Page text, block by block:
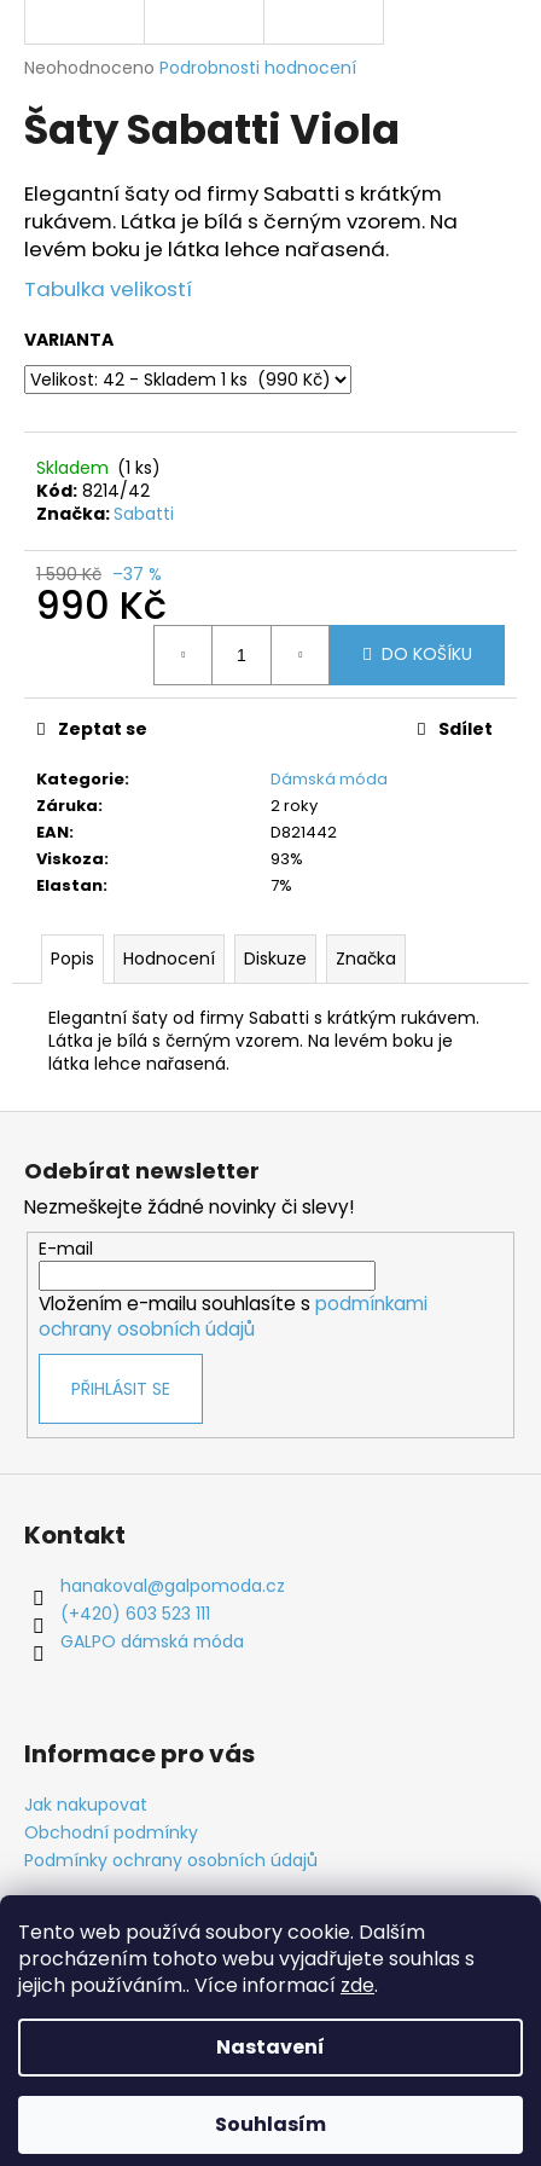
Tento web používá soubory cookie. Dalším
procházením tohoto webu vyjadřujete souhlas s
jejich používáním.. Více informací zde.
Nastavení
Souhlasím
Průměrné
produktu
je
z
5
hvězdiček.
Neohodnoceno Podrobnosti hodnocení
Šaty Sabatti Viola
Elegantní šaty od firmy Sabatti s krátkým
rukávem. Látka je bílá s černým vzorem. Na
levém boku je látka lehce nařasená.
Tabulka velikostí
VARIANTA
Skladem (1 ks)
Kód: 8214/42
Značka:Sabatti
1 590 Kč –37 %
990 Kč
DO KOŠÍKU
Kategorie:
Dámská móda
Záruka:
2 roky
EAN:
D821442
Viskoza:
93%
Elastan: 7%
Zeptat se Sdílet
Popis Hodnocení Diskuze Značka
Elegantní šaty od firmy Sabatti s krátkým rukávem.
Látka je bílá s černým vzorem. Na levém boku je
látka lehce nařasená.
j
t
?
D
p
o
u
č
u
Z
Odebírat newsletter
Nezmeškejte žádné novinky či slevy!
E-mail
Vložením e-mailu souhlasíte s podmínkami
ochrany osobních údajů
PŘIHLÁSIT SE
Kontakt
hanakoval@galpomoda.cz
(+420) 603 523 111
GALPO dámská móda
Informace pro vás
Jak nakupovat
Obchodní podmínky
Podmínky ochrany osobních údajů
Obchodní podmínky Ochrana osobních údajů
Tabulky velikostí
Kontakt O nás Vytvořil Cabakorp
Copyright 2026GALPO móda. Všechna práva vyhrazena.
Upravit nastavení cookies